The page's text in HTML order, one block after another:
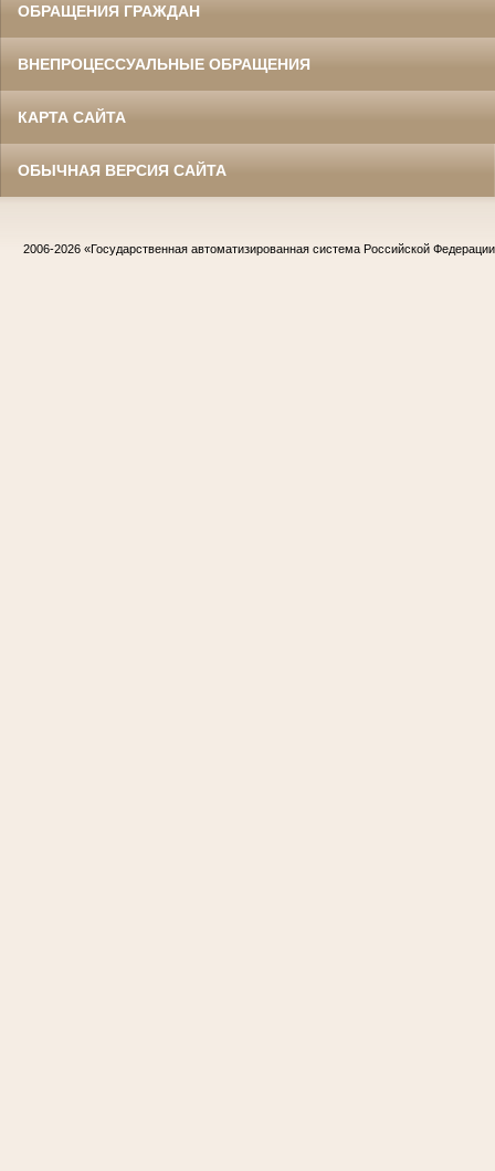
ОБРАЩЕНИЯ ГРАЖДАН
ВНЕПРОЦЕССУАЛЬНЫЕ ОБРАЩЕНИЯ
КАРТА САЙТА
ОБЫЧНАЯ ВЕРСИЯ САЙТА
2006-2026 «Государственная автоматизированная система Российской